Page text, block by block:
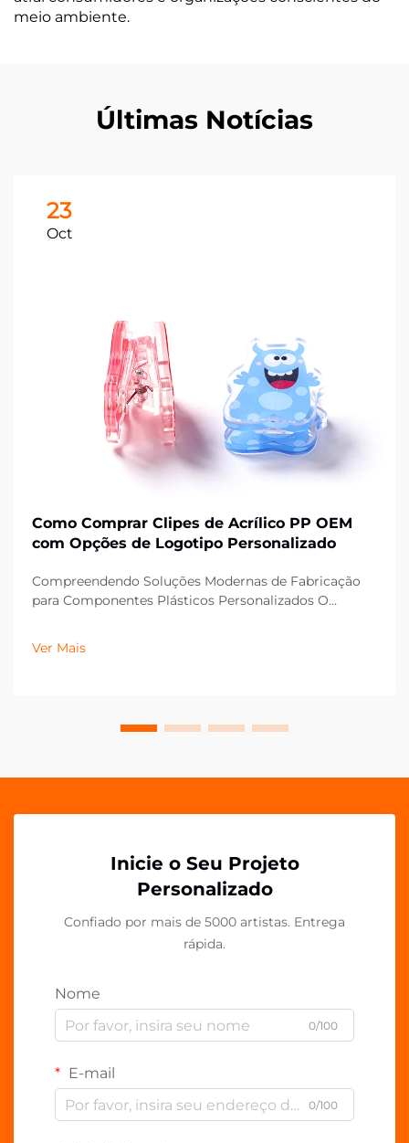
meio ambiente.
Últimas Notícias
23
Oct
Como Comprar Clipes de Acrílico PP OEM
com Opções de Logotipo Personalizado
Compreendendo Soluções Modernas de Fabricação
para Componentes Plásticos Personalizados O
especialmente no que diz respeito a componentes
plásticos personalizados, como clipes de acrílico PP
Ver Mais
Inicie o Seu Projeto
Personalizado
Confiado por mais de 5000 artistas. Entrega
rápida.
Nome
0/100
E-mail
0/100